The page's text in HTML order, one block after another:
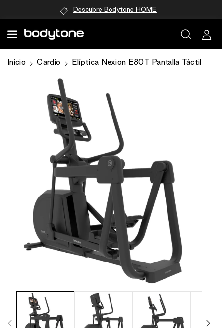
al contenido
Descubre Bodytone HOME
Inicio Cardio Elíptica Nexion E80T Pantalla Táctil
Ir
información
del producto